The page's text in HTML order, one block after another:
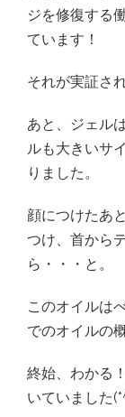
ジを修復する
ています！
それが実証さ
あと、ジェル
ルも大きいサ
りました。
顔につけたあ
つけ、首から
ら・・・と。
このオイルは
でのオイルの
終始、わかる
いていました